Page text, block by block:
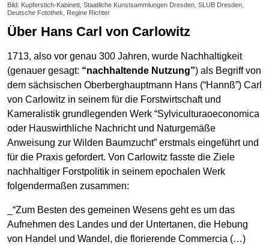
Bild: Kupferstich-Kabinett, Staatliche Kunstsammlungen Dresden, SLUB Dresden,
Deutsche Fotothek, Regine Richter
Über Hans Carl von Carlowitz
1713, also vor genau 300 Jahren, wurde Nachhaltigkeit
(genauer gesagt: “nachhaltende Nutzung”) als Begriff von
dem sächsischen Oberberghauptmann Hans (“Hannß”) Carl
von Carlowitz in seinem für die Forstwirtschaft und
Kameralistik grundlegenden Werk “Sylviculturaoeconomica
oder Hauswirthliche Nachricht und Naturgemäße
Anweisung zur Wilden Baumzucht” erstmals eingeführt und
für die Praxis gefordert. Von Carlowitz fasste die Ziele
nachhaltiger Forstpolitik in seinem epochalen Werk
folgendermaßen zusammen:
_“Zum Besten des gemeinen Wesens geht es um das
Aufnehmen des Landes und der Untertanen, die Hebung
von Handel und Wandel, die florierende Commercia (…)